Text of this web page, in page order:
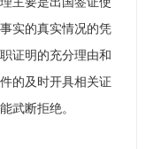
实的真实情况的凭
证明的充分理由和
的及时开具相关证
武断拒绝。